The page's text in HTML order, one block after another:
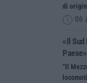
di
06
«Il Sud
Paese»
“Il